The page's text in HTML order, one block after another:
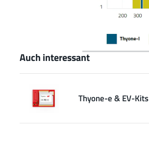
Auch interessant
Thyone-e & EV-Kits